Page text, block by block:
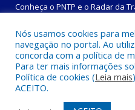
Conheça o PNTP e o Radar da
Todos os direitos
Nós usamos cookies para
navegação no portal. Ao
concorda com a política de
Para ter mais informações
Política de cookies (Leia mais
ACEITO.